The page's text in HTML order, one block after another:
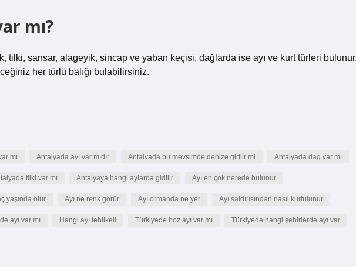
mı?
tilki, sansar, alageyik, sincap ve yaban keçisi, dağlarda ise ayı ve kurt türleri
her türlü balığı bulabilirsiniz.
mı Antalyada ayı var mıdır Antalyada bu mevsimde denize girilir mi Antalyada dag var mı
tilki var mı Antalyaya hangi aylarda gidilir Ayı en çok nerede bulunur
yaşında ölür Ayı ne renk görür Ayı ormanda ne yer Ayı saldırısından nasıl kurtulunur
ayı var mı Hangi ayı tehlikeli Türkiyede boz ayı var mı Türkiyede hangi şehirlerde ayı var